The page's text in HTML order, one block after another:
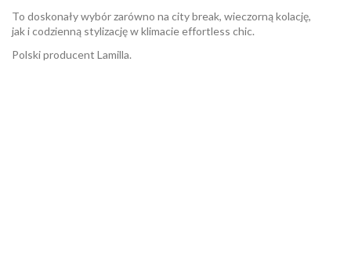
To doskonały wybór zarówno na city break, wieczorną kolację,
jak i codzienną stylizację w klimacie effortless chic.
Polski producent Lamilla.